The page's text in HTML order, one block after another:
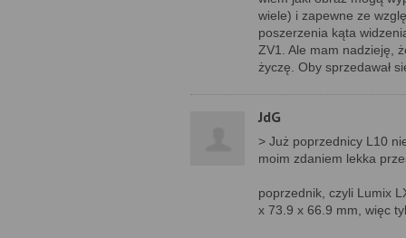
wiele) i zapewne ze
poszerzenia kąta
ZV1. Ale mam nadzieję,
życzę. Oby sprzedawał
JdG
> Już poprzednicy L10
moim zdaniem lekka
poprzednik, czyli Lumix
x 73.9 x 66.9 mm, więc